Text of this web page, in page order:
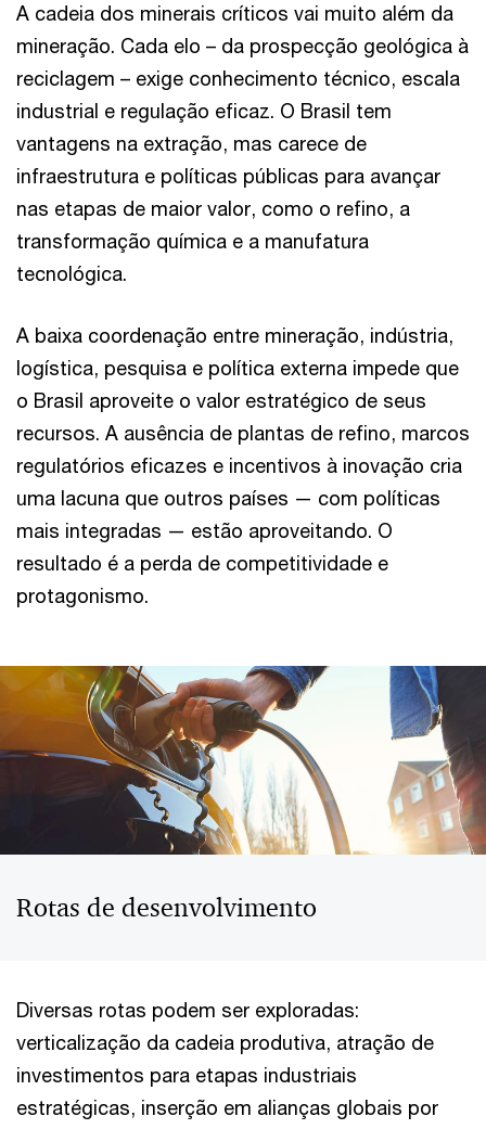
A cadeia dos minerais críticos vai muito além da
mineração. Cada elo – da prospecção geológica à
reciclagem – exige conhecimento técnico, escala
industrial e regulação eficaz. O Brasil tem
vantagens na extração, mas carece de
infraestrutura e políticas públicas para avançar
nas etapas de maior valor, como o refino, a
transformação química e a manufatura
tecnológica.
A baixa coordenação entre mineração, indústria,
logística, pesquisa e política externa impede que
o Brasil aproveite o valor estratégico de seus
recursos. A ausência de plantas de refino, marcos
regulatórios eficazes e incentivos à inovação cria
uma lacuna que outros países — com políticas
mais integradas — estão aproveitando. O
resultado é a perda de competitividade e
protagonismo.
Rotas de desenvolvimento
Diversas rotas podem ser exploradas:
verticalização da cadeia produtiva, atração de
investimentos para etapas industriais
estratégicas, inserção em alianças globais por